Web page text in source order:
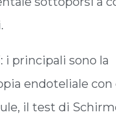
: i principali sono la
endoteliale con
il test di